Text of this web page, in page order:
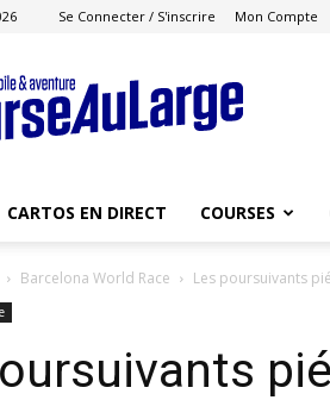
Se Connecter / S'inscrire Mon Compte
Course
au
Large
CARTOS EN DIRECT COURSES
Barcelona World Race Les poursuivants